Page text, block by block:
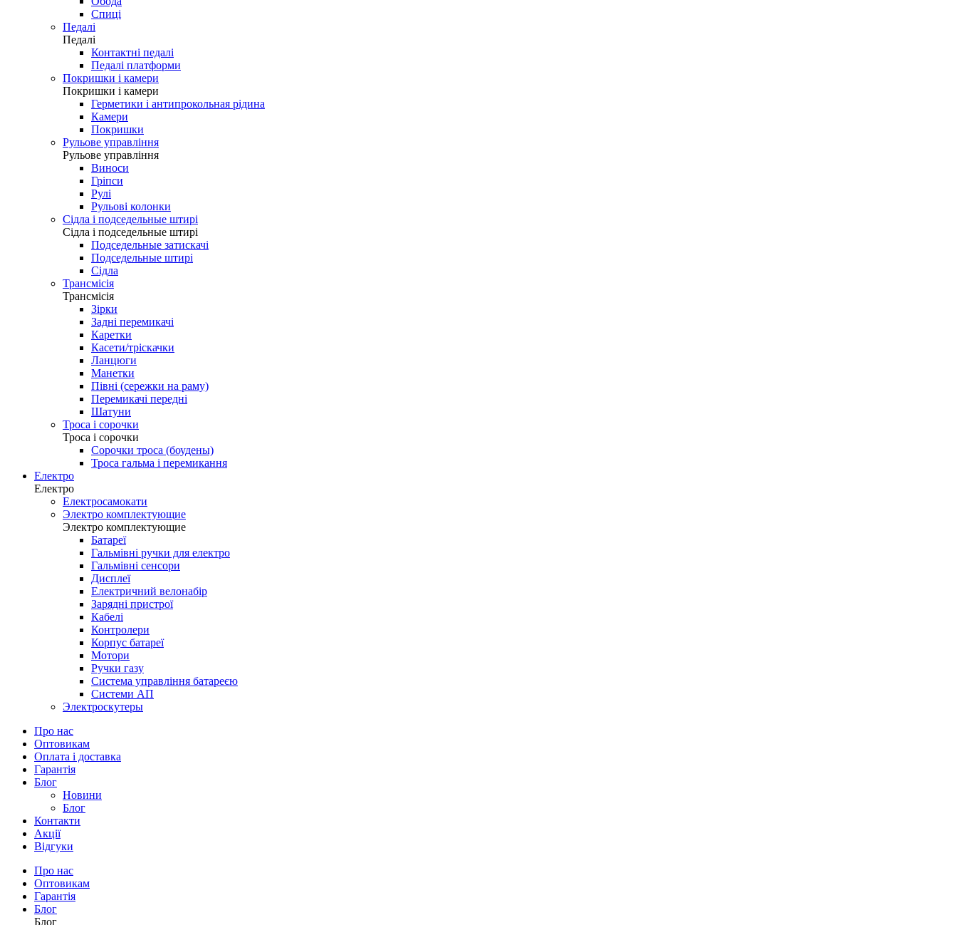
Спиці
Педалі
Педалі
Контактні педалі
Педалі платформи
Покришки і камери
Покришки і камери
Герметики і антипрокольная рідина
Камери
Покришки
Рульове управління
Рульове управління
Виноси
Гріпси
Рулі
Рульові колонки
Сідла і подседельные штирі
Сідла і подседельные штирі
Подседельные затискачі
Подседельные штирі
Сідла
Трансмісія
Трансмісія
Зірки
Задні перемикачі
Каретки
Касети/тріскачки
Ланцюги
Манетки
Півні (сережки на раму)
Перемикачі передні
Шатуни
Троса і сорочки
Троса і сорочки
Сорочки троса (боудены)
Троса гальма і перемикання
Електро
Електро
Електросамокати
Электро комплектующие
Электро комплектующие
Батареї
Гальмівні ручки для електро
Гальмівні сенсори
Дисплеї
Електричний велонабір
Зарядні пристрої
Кабелі
Контролери
Корпус батареї
Мотори
Ручки газу
Система управління батареєю
Системи АП
Электроскутеры
Про нас
Оптовикам
Оплата і доставка
Гарантія
Блог
Новини
Блог
Контакти
Акції
Відгуки
Про нас
Оптовикам
Гарантія
Блог
Блог